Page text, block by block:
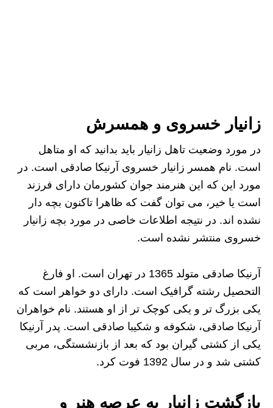
زانیار خسروی و همسرش
در مورد وضعیت تاهل زانیار باید بدانید که او متاهل
است. نام همسر زانیار خسروی آرنیکا صادقی است. در
مورد این که این هنرمند جوان کشورمان دارای فرزند
است یا خیر، می توان گفت که ظاهرا تاکنون بچه دار
نشده اند. در نتیجه اطلاعات خاصی در مورد بچه زانیار
خسروی منتشر نشده است.
آرنیکا صادقی متولد 1365 در تهران است. او فارغ
التحصیل رشته گرافیک است. دارای دو خواهر است که
یکی بزرگ تر و یکی کوچک تر از او هستند. نام خواهران
آرنیکا صادقی، شکوفه و شکیبا صادقی است. پدر آرنیکا
یکی از کشتی گیران بود که بعد از بازنشستگی، مربی
کشتی شد و در سال 1392 فوت کرد.
بازگشت زانیار به عرصه هنر و